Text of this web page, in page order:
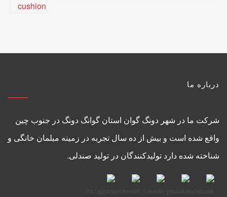
درباره ما
شرکت ما در شهر دونگ گوان استان گوانگ دونگ در جنوب چین
واقع شده است و بیش از ده سال تجربه در زمینه مبلمان خانگی و
شناخته شده دارد تولیدکنندگان در تولید صندلی.